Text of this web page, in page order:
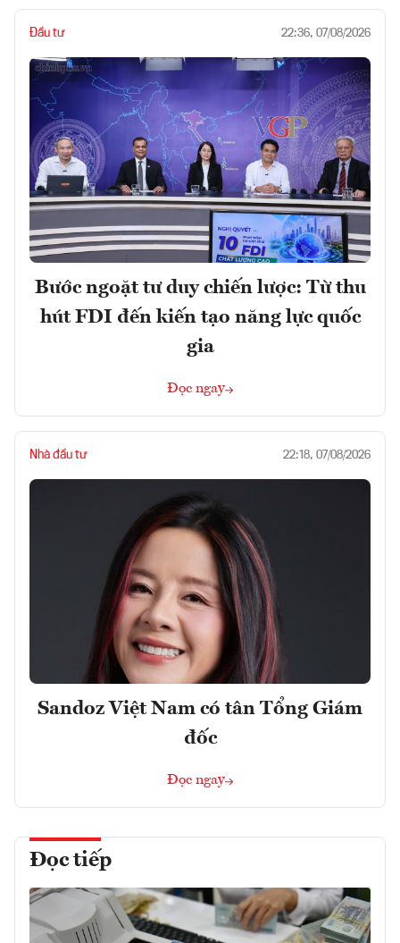
Đầu tư 22:36, 07/08/2026
Bước ngoặt tư duy chiến lược: Từ thu
hút FDI đến kiến tạo năng lực quốc
gia
Đọc ngay
Nhà đầu tư 22:18, 07/08/2026
Sandoz Việt Nam có tân Tổng Giám
đốc
Đọc ngay
Đọc tiếp